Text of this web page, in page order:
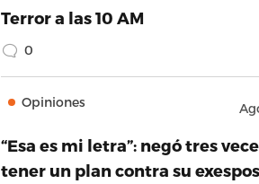
Terror a las 10 AM
0
Opiniones
“Esa es mi letra”: negó tres
tener un plan contra su